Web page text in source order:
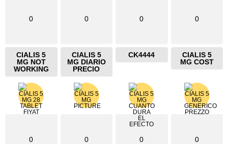
0
CIALIS 5
MG NOT
WORKING
0
CIALIS 5
MG DIARIO
PRECIO
0
CK4444
0
CIALIS 5
MG COST
0 0 0 0